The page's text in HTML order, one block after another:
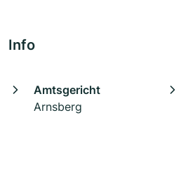
Info
Amtsgericht
Arnsberg